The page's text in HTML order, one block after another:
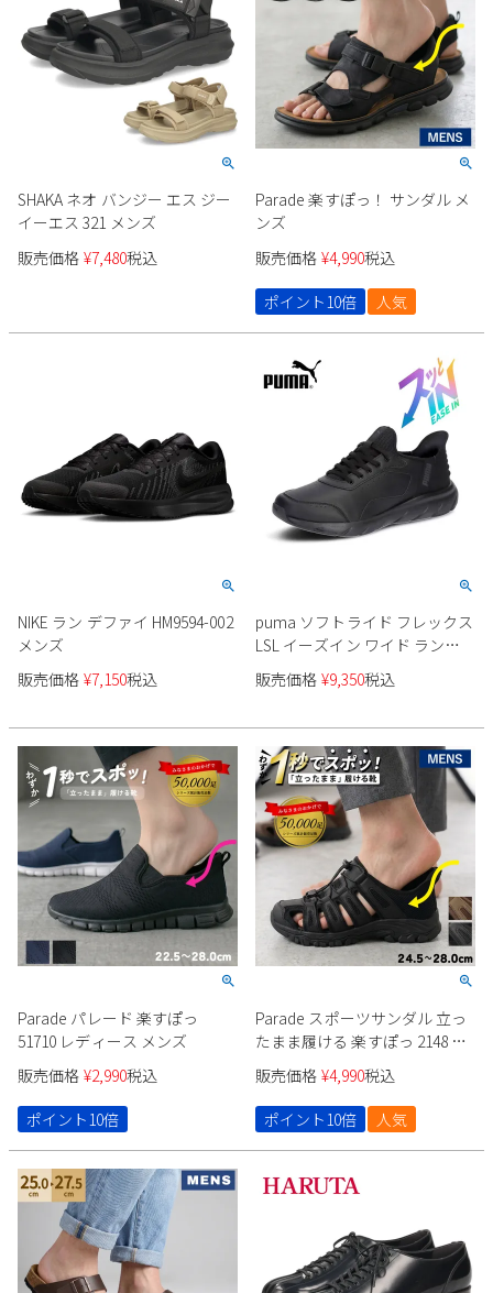
SHAKA ネオ バンジー エス ジー
イーエス 321 メンズ
販売価格 ¥7,480税込
Parade 楽すぽっ！ サンダル メ
ンズ
販売価格 ¥4,990税込
ポイント10倍
人気
NIKE ラン デファイ HM9594-002
メンズ
販売価格 ¥7,150税込
puma ソフトライド フレックス
LSL イーズイン ワイド ランニ
ングシューズ イーズイン
313769 ワイド設計 メンズ
販売価格 ¥9,350税込
Parade パレード 楽すぽっ
51710 レディース メンズ
販売価格 ¥2,990税込
ポイント10倍
Parade スポーツサンダル 立っ
たまま履ける 楽すぽっ 2148 メ
ンズ
販売価格 ¥4,990税込
ポイント10倍
人気